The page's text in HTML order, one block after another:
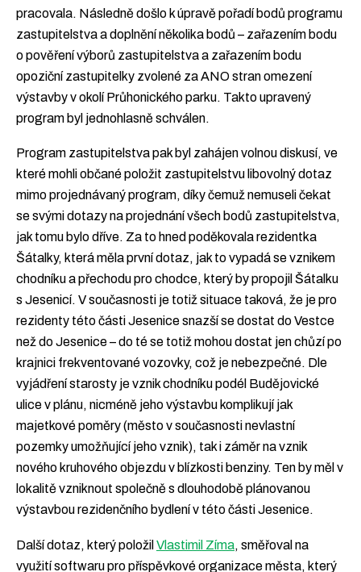
pracovala. Následně došlo k úpravě pořadí bodů programu
zastupitelstva a doplnění několika bodů – zařazením bodu
o pověření výborů zastupitelstva a zařazením bodu
opoziční zastupitelky zvolené za ANO stran omezení
výstavby v okolí Průhonického parku. Takto upravený
program byl jednohlasně schválen.
Program zastupitelstva pak byl zahájen volnou diskusí, ve
které mohli občané položit zastupitelstvu libovolný dotaz
mimo projednávaný program, díky čemuž nemuseli čekat
se svými dotazy na projednání všech bodů zastupitelstva,
jak tomu bylo dříve. Za to hned poděkovala rezidentka
Šátalky, která měla první dotaz, jak to vypadá se vznikem
chodníku a přechodu pro chodce, který by propojil Šátalku
s Jesenicí. V současnosti je totiž situace taková, že je pro
rezidenty této části Jesenice snazší se dostat do Vestce
než do Jesenice – do té se totiž mohou dostat jen chůzí po
krajnici frekventované vozovky, což je nebezpečné. Dle
vyjádření starosty je vznik chodníku podél Budějovické
ulice v plánu, nicméně jeho výstavbu komplikují jak
majetkové poměry (město v současnosti nevlastní
pozemky umožňující jeho vznik), tak i záměr na vznik
nového kruhového objezdu v blízkosti benziny. Ten by měl v
lokalitě vzniknout společně s dlouhodobě plánovanou
výstavbou rezidenčního bydlení v této části Jesenice.
Další dotaz, který položil Vlastimil Zíma, směřoval na
využití softwaru pro příspěvkové organizace města, který